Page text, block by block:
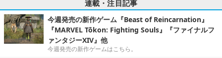
連載・注目記事
今週発売の新作ゲーム『Beast of Reincarnation』
『MARVEL Tōkon: Fighting Souls』『ファイナルフ
ァンタジーXIV』他
今週発売の新作ゲームはこちら。